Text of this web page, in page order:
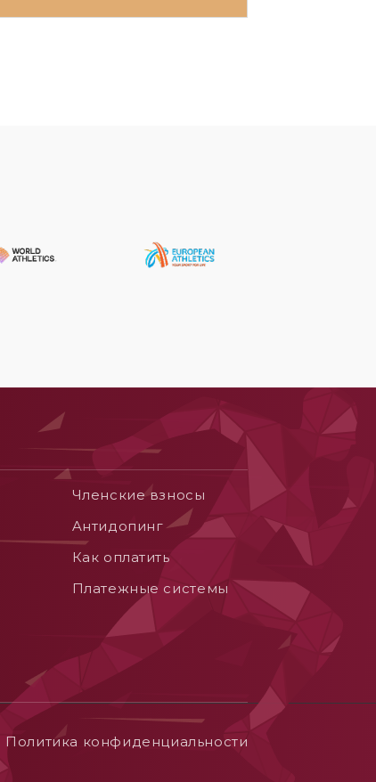
Членские взносы
Aнтидопинг
Как оплатить
Платежные системы
Политика конфиденциальности